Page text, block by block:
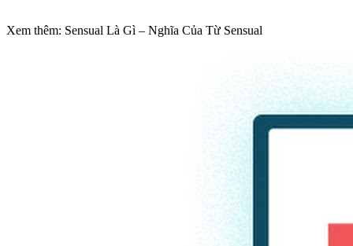
Xem thêm: Sensual Là Gì – Nghĩa Của Từ Sensual